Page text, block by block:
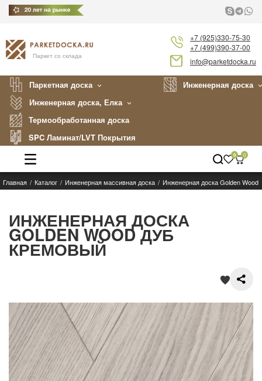
Паркет со склада
+7 (925)330-75-30
+7 (499)390-37-00
info@parketdocka.ru
Паркетная доска
Инженерная доска
Инженерная доска, Елка
Термообработанная доска
SPC Ламинат/LVT Покрытия
Каталог
Укладка
Примеры работ
Покупателям
Акции
Контакты
0 0
Главная Каталог Инженерная массивная доска Инженерная доска Golden
ИНЖЕНЕРНАЯ ДОСКА
GOLDEN WOOD ДУБ
КРЕМОВЫЙ